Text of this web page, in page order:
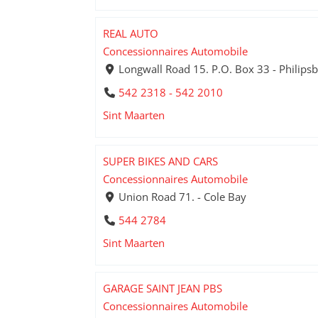
REAL AUTO
Concessionnaires Automobile
Longwall Road 15. P.O. Box 33 -
542 2318 - 542 2010
Sint Maarten
SUPER BIKES AND CARS
Concessionnaires Automobile
Union Road 71. - Cole Bay
544 2784
Sint Maarten
GARAGE SAINT JEAN PBS
Concessionnaires Automobile